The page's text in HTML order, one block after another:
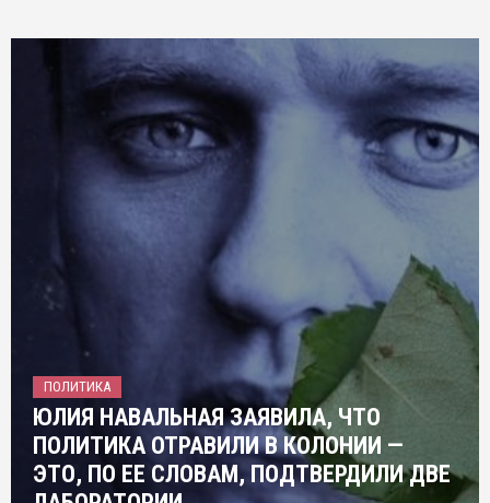
ПОЛИТИКА
ЮЛИЯ НАВАЛЬНАЯ ЗАЯВИЛА, ЧТО
ПОЛИТИКА ОТРАВИЛИ В КОЛОНИИ —
ЭТО, ПО ЕЕ СЛОВАМ, ПОДТВЕРДИЛИ ДВЕ